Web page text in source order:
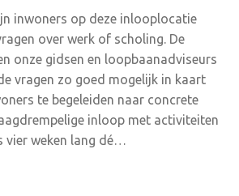
inwoners op deze inlooplocatie
over werk of scholing. De
onze gidsen en loopbaanadviseurs
vragen zo goed mogelijk in kaart
te begeleiden naar concrete
inloop met activiteiten
vier weken lang dé…